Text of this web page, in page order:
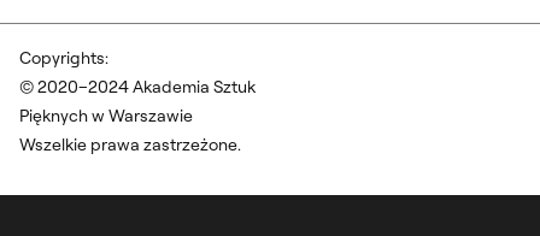
Copyrights:
© 2020–2024 Akademia Sztuk
Pięknych w Warszawie
Wszelkie prawa zastrzeżone.